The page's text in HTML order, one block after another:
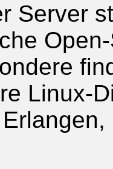
Server
Linux-